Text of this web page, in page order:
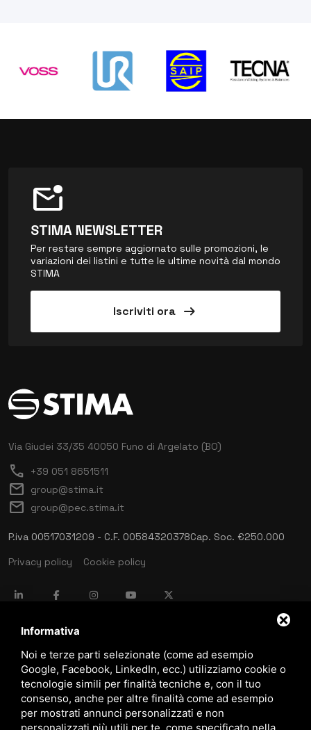
mark_email_unread
STIMA NEWSLETTER
Per restare sempre aggiornato sulle promozioni, le
variazioni dei listini e tutte le ultime novità dal mondo
STIMA
Iscriviti ora arrow_right_alt
Via Giudei 33/35 40050 Funo di Argelato (BO)
call +39 051 8651511
mail group@stima.it
mail group@pec.stima.it
P.iva 00517031209 - C.F. 00584320378Cap. Soc. €250.000
Privacy policy
Cookie policy
language ITALIANO
download Catalogo Stima
download Politica qualità e sicurezza
Informativa
Noi e terze parti selezionate (come ad esempio
Google, Facebook, LinkedIn, ecc.) utilizziamo cookie o
tecnologie simili per finalità tecniche e, con il tuo
consenso, anche per altre finalità come ad esempio
per mostrati annunci personalizzati e non